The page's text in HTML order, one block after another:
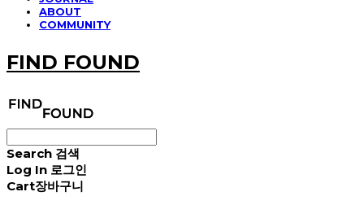
ABOUT
COMMUNITY
FIND FOUND
Search 검색
Log In 로그인
Cart장바구니